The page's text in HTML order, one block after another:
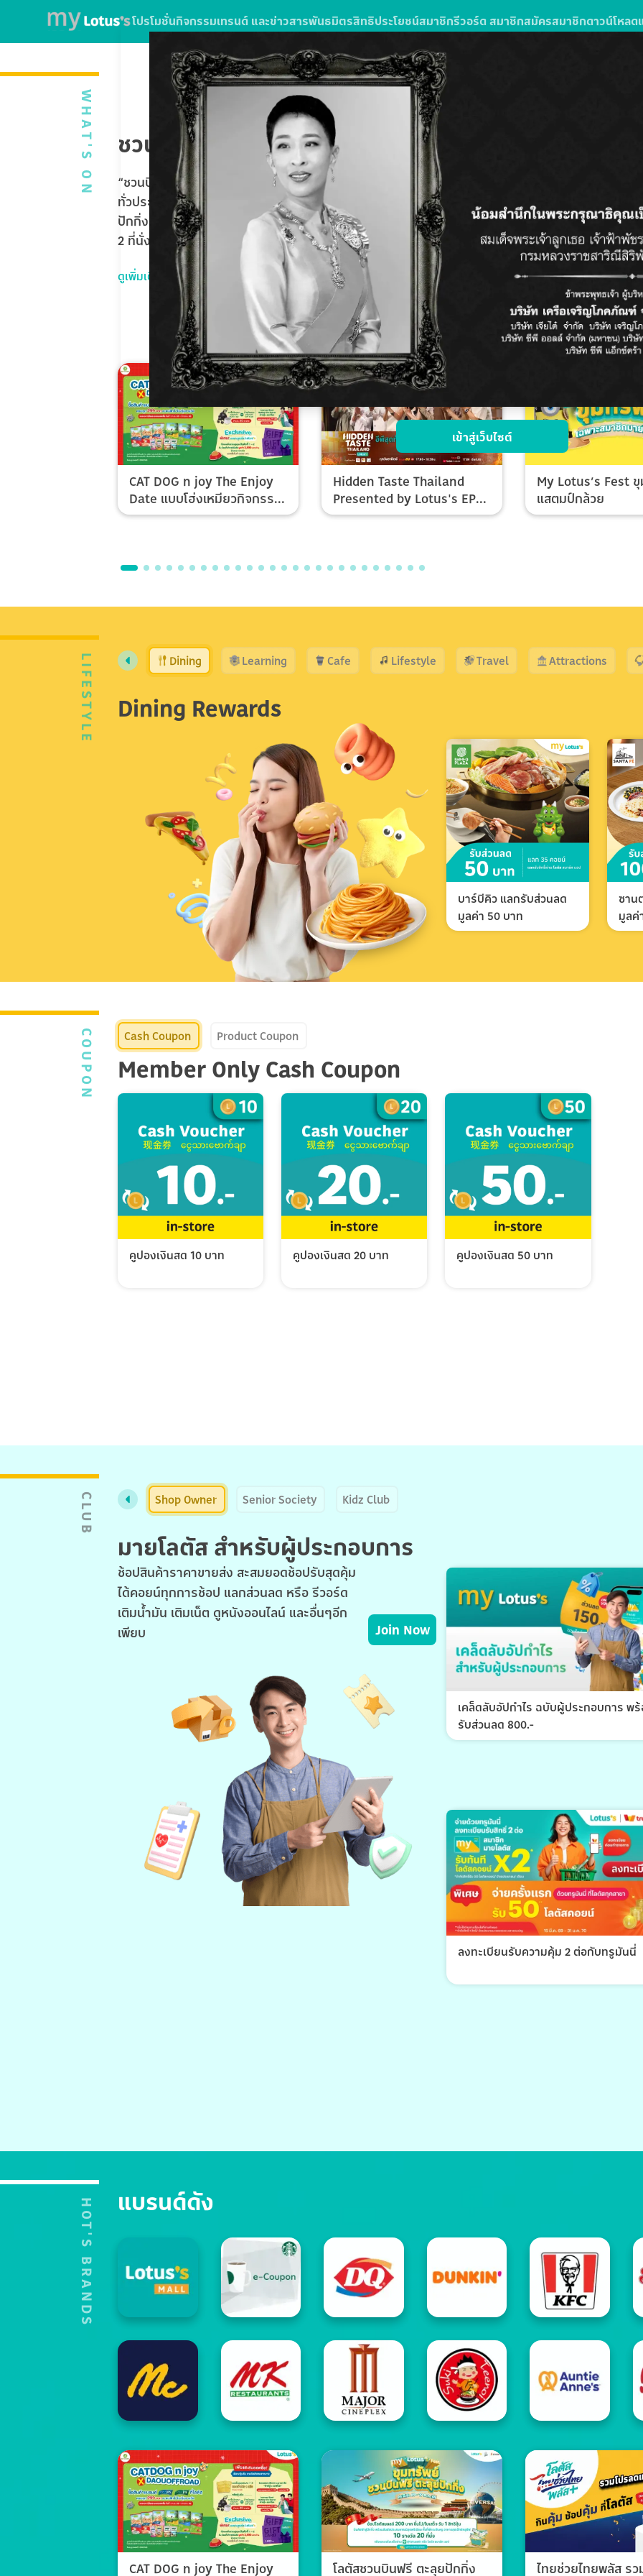
เข้าสู่เว็บไซต์
โปรโมชั่นกิจกรรมเทรนด์ และข่าวสารพันธมิตรสิทธิประโยชน์สมาชิกรีวอร์ด สมาชิกสมัครสมาชิกดาวน์โหลด
WHAT'S ON ชวนบินฟรี ตะลุยปักกิ่ง
“ชวนบินฟรี ตะลุยปักกิ่ง” ใบเสร็จจากการซื้อสินค้าหรือบริการในโลตัสส์มอลล์
ทั่วประเทศ หรือใช้บริการ SPARK EV ที่โลตัส โกเฟรช ลุ้นรับแพ็กเกจทัวร์
ปักกิ่ง Universal Studios Beijing 5 วัน 3 คืน จำนวน 10 รางวัล รางวัลละ
2 ที่นั่ง รวมมูลค่ากว่า 1,020,000 บาท
ดูเพิ่มเติม
CAT DOG n joy The Enjoy
Date แบบโฮ่งเหมียวกิจกรรม
Top Spender & Lucky Fan
Hidden Taste Thailand
Presented by Lotus's EP
Final
My Lotus’s Fest
แสตมป์กล้วย
LIFESTYLE Dining Learning Cafe Lifestyle Travel Attractions
Dining Rewards
บาร์บีคิว แลกรับส่วนลด
มูลค่า 50 บาท
ซาน
มูลค่
COUPON Cash Coupon Product Coupon
Member Only Cash Coupon
คูปองเงินสด 10 บาท คูปองเงินสด 20 บาท คูปองเงินสด 50 บาท
CLUB Shop Owner Senior Society Kidz Club
มายโลตัส สำหรับผู้ประกอบการ
ช้อปสินค้าราคาขายส่ง สะสมยอดช้อปรับสุดคุ้ม
ได้คอยน์ทุกการช้อป แลกส่วนลด หรือ รีวอร์ด
เติมน้ำมัน เติมเน็ต ดูหนังออนไลน์ และอื่นๆอีก
เพียบ
Join Now
เคล็ดลับอัปกำไร ฉบับผู้ประกอบการ พ
รับส่วนลด 800.-
ลงทะเบียนรับความคุ้ม 2 ต่อกับทรูมันนี่
HOT'S BRANDS แบรนด์ดัง
CAT DOG n joy The Enjoy
โลตัสชวนบินฟรี ตะลุยปักกิ่ง
ไทยช่วยไทยพลัส รว